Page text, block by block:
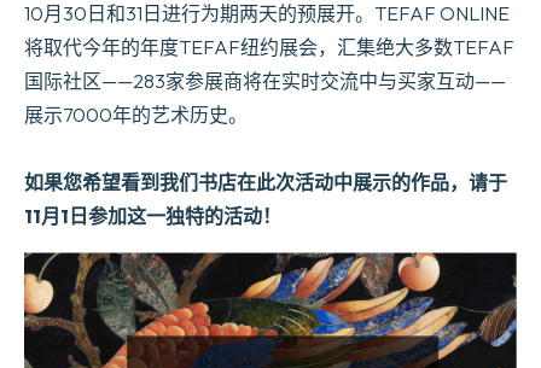
10月30日和31日进行为期两天的预展开。TEFAF ONLINE
将取代今年的年度TEFAF纽约展会，汇集绝大多数TEFAF
国际社区——283家参展商将在实时交流中与买家互动——
展示7000年的艺术历史。
如果您希望看到我们书店在此次活动中展示的作品，请于
11月1日参加这一独特的活动！